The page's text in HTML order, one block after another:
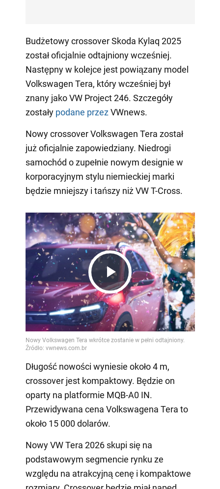
Budżetowy crossover Skoda Kylaq 2025
został oficjalnie odtajniony wcześniej.
Następny w kolejce jest powiązany model
Volkswagen Tera, który wcześniej był
znany jako VW Project 246. Szczegóły
zostały podane przezVWnews.
Nowy crossover Volkswagen Tera został
już oficjalnie zapowiedziany. Niedrogi
samochód o zupełnie nowym designie w
korporacyjnym stylu niemieckiej marki
będzie mniejszy i tańszy niż VW T-Cross.
Play
Video
Długość nowości wyniesie około 4 m,
crossover jest kompaktowy. Będzie on
oparty na platformie MQB-A0 IN.
Przewidywana cena Volkswagena Tera to
około 15 000 dolarów.
Nowy VW Tera 2026 skupi się na
podstawowym segmencie rynku ze
względu na atrakcyjną cenę i kompaktowe